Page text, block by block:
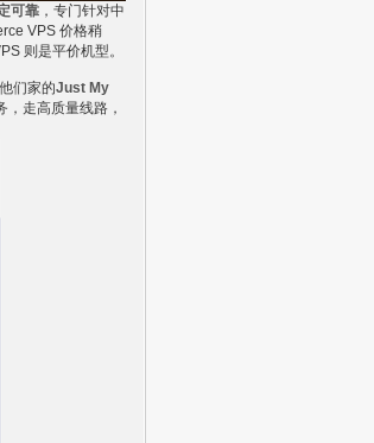
可靠 ，专门针对中
VPS 价格稍
则是平价机型。
们家的Just My
，走高质量线路，